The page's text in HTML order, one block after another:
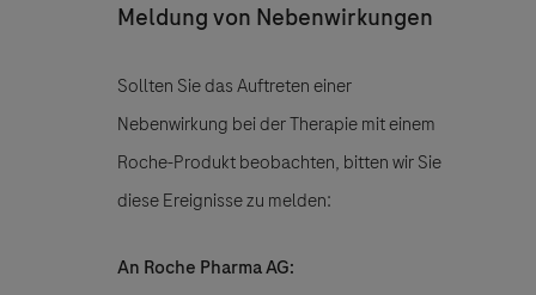
Meldung von Nebenwirkungen
Sollten Sie das Auftreten einer
Nebenwirkung bei der Therapie mit einem
Roche-Produkt beobachten, bitten wir Sie
diese Ereignisse zu melden:
An Roche Pharma AG: